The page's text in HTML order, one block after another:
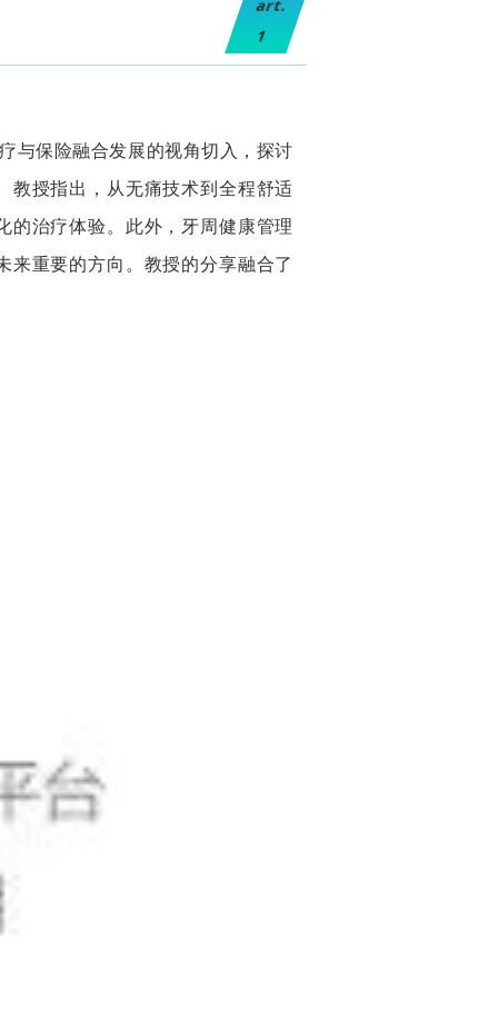
art.
1
与保险融合发展的视角切入，探讨
教授指出，从无痛技术到全程舒适
的治疗体验。此外，牙周健康管理
重要的方向。教授的分享融合了